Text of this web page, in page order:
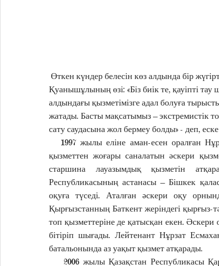
Қуанышұлының өзі: «Біз биік те, қауіпті
алдындағы қызметімізге адал болуға
жатады. Басты мақсатымыз – экстремистік
сату саудасына жол бермеу болды» - деп,
қызметтен жоғары саналатын әскери
старшина лауазымдық қызметін
Республикасының астанасы – Бішкек
оқуға түседі. Аталған әскери оқу
Қырғызстанның Баткент жеріндегі қырғыз-
топ қызметтеріне де қатысқан екен.
бітіріп шығады. Лейтенант Нұрзат
батальонында аз уақыт қызмет атқарады.